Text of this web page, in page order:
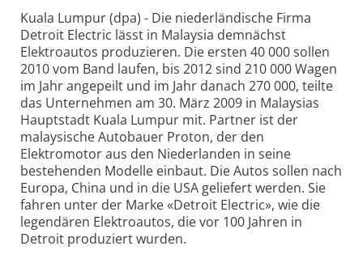
Kuala Lumpur (dpa) - Die niederländische Firma
Detroit Electric lässt in Malaysia demnächst
Elektroautos produzieren. Die ersten 40 000 sollen
2010 vom Band laufen, bis 2012 sind 210 000 Wagen
im Jahr angepeilt und im Jahr danach 270 000, teilte
das Unternehmen am 30. März 2009 in Malaysias
Hauptstadt Kuala Lumpur mit. Partner ist der
malaysische Autobauer Proton, der den
Elektromotor aus den Niederlanden in seine
bestehenden Modelle einbaut. Die Autos sollen nach
Europa, China und in die USA geliefert werden. Sie
fahren unter der Marke «Detroit Electric», wie die
legendären Elektroautos, die vor 100 Jahren in
Detroit produziert wurden.